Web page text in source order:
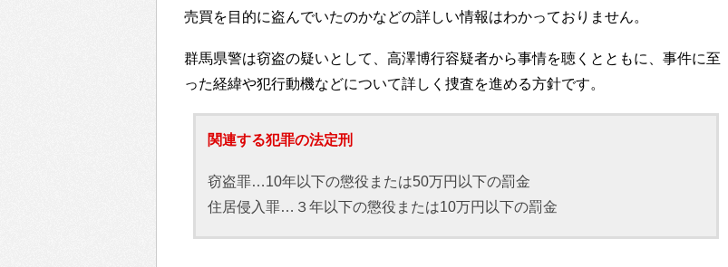
売買を目的に盗んでいたのかなどの詳しい情報はわかっておりません。
群馬県警は窃盗の疑いとして、高澤博行容疑者から事情を聴くとともに、事件に至
った経緯や犯行動機などについて詳しく捜査を進める方針です。
関連する犯罪の法定刑
窃盗罪…10年以下の懲役または50万円以下の罰金
住居侵入罪…３年以下の懲役または10万円以下の罰金